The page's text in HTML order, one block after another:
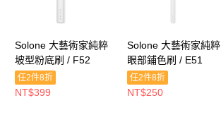
Solone 大藝術家純粹
坡型粉底刷 / F52
任2件8折
NT$399
Solone 大藝術家純粹
眼部鋪色刷 / E51
任2件8折
NT$250